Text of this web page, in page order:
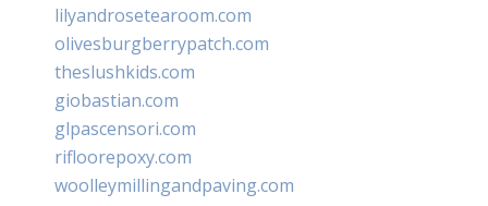
lilyandrosetearoom.com
olivesburgberrypatch.com
theslushkids.com
giobastian.com
glpascensori.com
rifloorepoxy.com
woolleymillingandpaving.com